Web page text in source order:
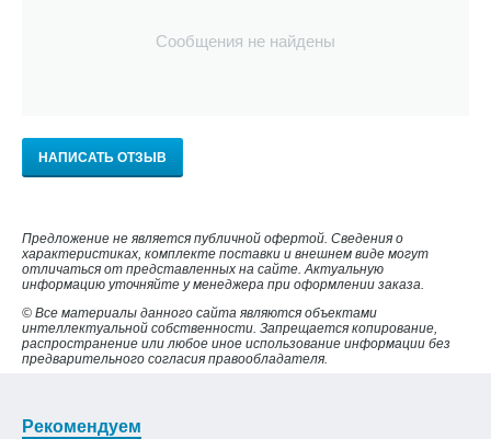
Сообщения не найдены
НАПИСАТЬ ОТЗЫВ
Предложение не является публичной офертой. Сведения о
характеристиках, комплекте поставки и внешнем виде могут
отличаться от представленных на сайте. Актуальную
информацию уточняйте у менеджера при оформлении заказа.
© Все материалы данного сайта являются объектами
интеллектуальной собственности. Запрещается копирование,
распространение или любое иное использование информации без
предварительного согласия правообладателя.
Рекомендуем